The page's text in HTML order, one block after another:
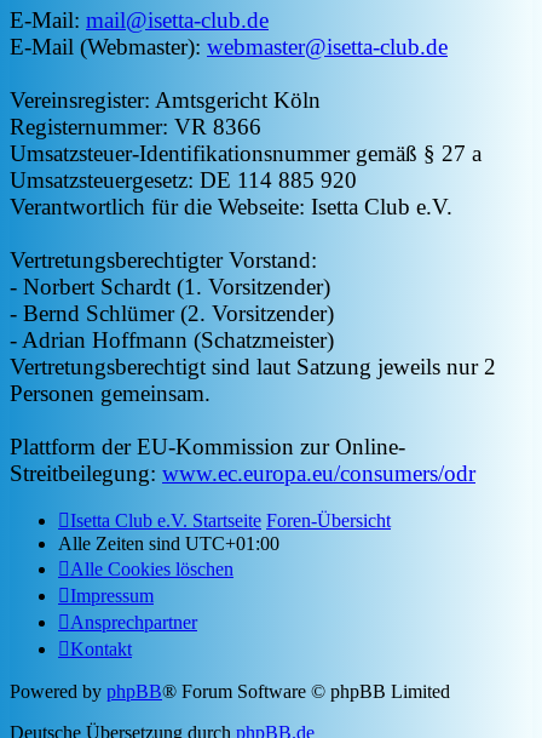
E-Mail: mail@isetta-club.de
E-Mail (Webmaster): webmaster@isetta-club.de
Vereinsregister: Amtsgericht Köln
Registernummer: VR 8366
Umsatzsteuer-Identifikationsnummer gemäß § 27 a
Umsatzsteuergesetz: DE 114 885 920
Verantwortlich für die Webseite: Isetta Club e.V.
Vertretungsberechtigter Vorstand:
- Norbert Schardt (1. Vorsitzender)
- Bernd Schlümer (2. Vorsitzender)
- Adrian Hoffmann (Schatzmeister)
Vertretungsberechtigt sind laut Satzung jeweils nur 2
Personen gemeinsam.
Plattform der EU-Kommission zur Online-
Streitbeilegung: www.ec.europa.eu/consumers/odr
Isetta Club e.V. Startseite Foren-Übersicht
Alle Zeiten sind UTC+01:00
Alle Cookies löschen
Impressum
Ansprechpartner
Kontakt
Powered by phpBB® Forum Software © phpBB Limited
Deutsche Übersetzung durch phpBB.de